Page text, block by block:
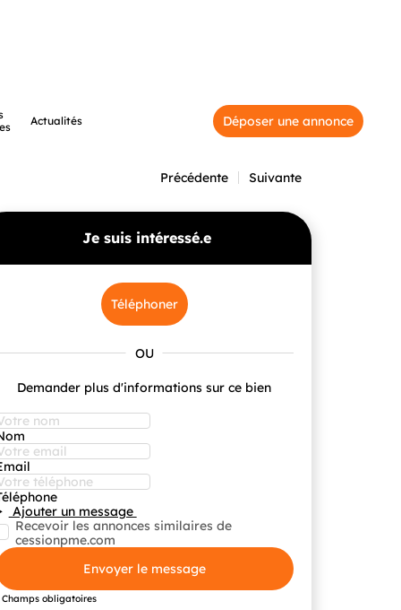
Actualités Déposer une annonce
Précédente Suivante
Je suis intéressé.e
Téléphoner
Demander plus d'informations sur ce bien
Ajouter un message
Recevoir les annonces similaires de
cessionpme.com
Envoyer le message
Champs obligatoires